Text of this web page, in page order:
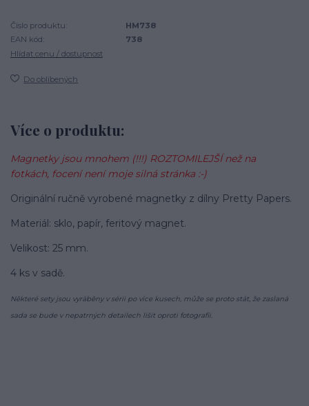
Číslo produktu:
HM738
EAN kód:
738
Hlídat cenu / dostupnost
Do oblíbených
Více o produktu:
Magnetky jsou mnohem (!!!) ROZTOMILEJŠÍ než na
fotkách, focení není moje silná stránka :-)
Originální ručně vyrobené magnetky z dílny Pretty Papers.
Materiál: sklo, papír, feritový magnet.
Velikost: 25 mm.
4 ks v sadě.
Některé sety jsou vyráběny v sérii po více kusech, může se proto stát, že zaslaná
sada se bude v nepatrných detailech lišit oproti fotografii.